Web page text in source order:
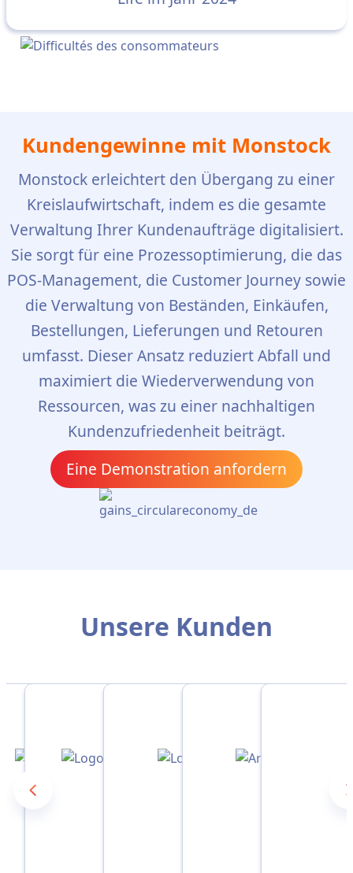
Kundengewinne mit Monstock
Monstock erleichtert den Übergang zu einer
Kreislaufwirtschaft, indem es die gesamte
Verwaltung Ihrer Kundenaufträge digitalisiert.
Sie sorgt für eine Prozessoptimierung, die das
POS-Management, die Customer Journey sowie
die Verwaltung von Beständen, Einkäufen,
Bestellungen, Lieferungen und Retouren
umfasst. Dieser Ansatz reduziert Abfall und
maximiert die Wiederverwendung von
Ressourcen, was zu einer nachhaltigen
Kundenzufriedenheit beiträgt.
Eine Demonstration anfordern
Unsere Kunden